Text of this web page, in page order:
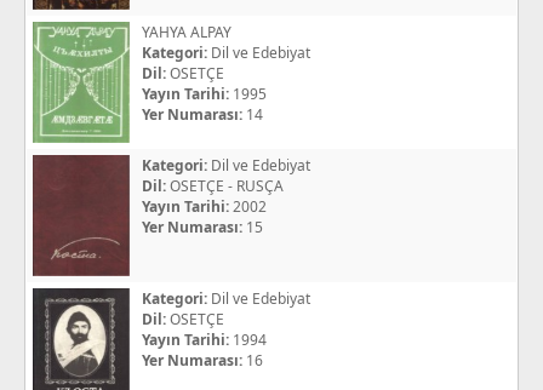
YAHYA ALPAY
Kategori: Dil ve Edebiyat
Dil:OSETÇE
Yayın Tarihi: 1995
Yer Numarası: 14
Kategori: Dil ve Edebiyat
Dil:OSETÇE - RUSÇA
Yayın Tarihi:2002
Yer Numarası: 15
Kategori: Dil ve Edebiyat
Dil:OSETÇE
Yayın Tarihi: 1994
Yer Numarası: 16